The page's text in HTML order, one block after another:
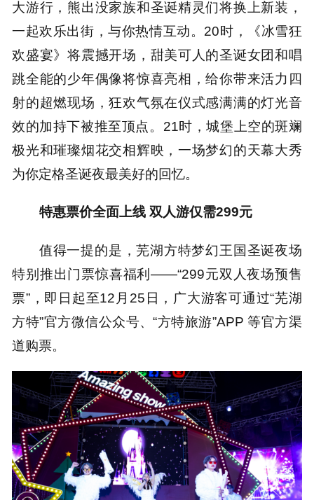
大游行，熊出没家族和圣诞精灵们将换上新装，
一起欢乐出街，与你热情互动。20时，《冰雪狂
欢盛宴》将震撼开场，甜美可人的圣诞女团和唱
跳全能的少年偶像将惊喜亮相，给你带来活力四
射的超燃现场，狂欢气氛在仪式感满满的灯光音
效的加持下被推至顶点。21时，城堡上空的斑斓
极光和璀璨烟花交相辉映，一场梦幻的天幕大秀
为你定格圣诞夜最美好的回忆。
特惠票价全面上线 双人游仅需299元
值得一提的是，芜湖方特梦幻王国圣诞夜场
特别推出门票惊喜福利——“299元双人夜场预售
票”，即日起至12月25日，广大游客可通过“芜湖
方特”官方微信公众号、“方特旅游”APP 等官方渠
道购票。